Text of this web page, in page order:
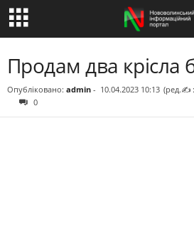
Продам два крісла
Опубліковано: admin - 10.04.2023 10:13 (ред.✍ :
0